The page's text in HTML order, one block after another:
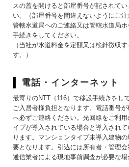
スの蓋を開けると部屋番号が記されて
い。（部屋番号を間違えないようにご注
管轄水道局へのご連絡又は管轄水道局
手続きをしてください。
（当社が水道料金を定額又は検針徴収
す。）
電話・インターネット
最寄りのNTT（116）で移設手続きをし
ご入居者様負担となります。電話番号
へ必ずご連絡ください。光回線をご利
イプが導入されている場合と導入され
ります。マンションタイプ未導入建物
要となります。引込には所有者・管理会
通信業者による現地事前調査が必要な場